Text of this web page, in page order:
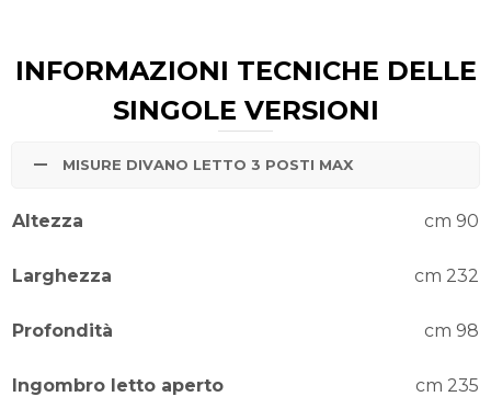
INFORMAZIONI TECNICHE DELLE
SINGOLE VERSIONI
MISURE DIVANO LETTO 3 POSTI MAX
Altezza cm 90
Larghezza cm 232
Profondità cm 98
Ingombro letto aperto cm 235